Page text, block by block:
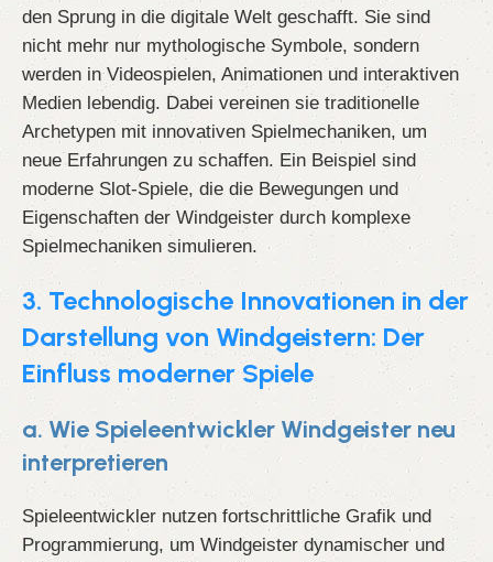
den Sprung in die digitale Welt geschafft. Sie sind
nicht mehr nur mythologische Symbole, sondern
werden in Videospielen, Animationen und interaktiven
Medien lebendig. Dabei vereinen sie traditionelle
Archetypen mit innovativen Spielmechaniken, um
neue Erfahrungen zu schaffen. Ein Beispiel sind
moderne Slot-Spiele, die die Bewegungen und
Eigenschaften der Windgeister durch komplexe
Spielmechaniken simulieren.
3. Technologische Innovationen in der
Darstellung von Windgeistern: Der
Einfluss moderner Spiele
a. Wie Spieleentwickler Windgeister neu
interpretieren
Spieleentwickler nutzen fortschrittliche Grafik und
Programmierung, um Windgeister dynamischer und